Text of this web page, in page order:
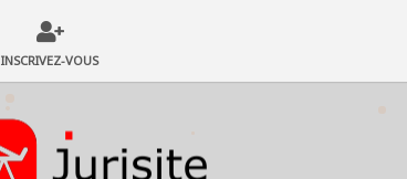
INSCRIVEZ-VOUS